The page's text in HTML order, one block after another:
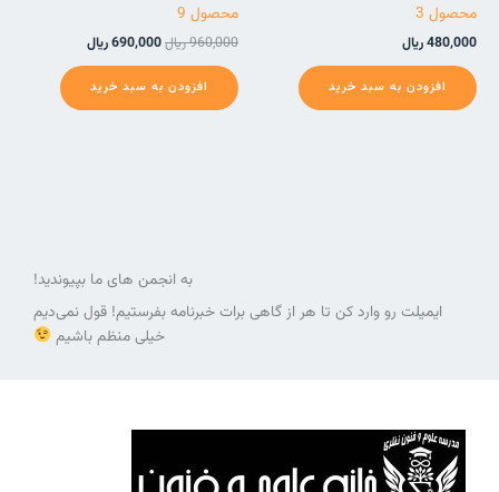
محصول 3
480,000ریال
افزودن به سبد خرید
محصول 9
960,000ریال690,000ریال
افزودن به سبد خرید
به انجمن های ما بپیوندید!
ایمیلت رو وارد کن تا هر از گاهی برات خبرنامه بفرستیم! قول نمی‌دیم
خیلی منظم باشیم